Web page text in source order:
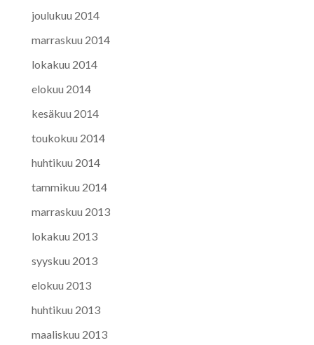
joulukuu 2014
marraskuu 2014
lokakuu 2014
elokuu 2014
kesäkuu 2014
toukokuu 2014
huhtikuu 2014
tammikuu 2014
marraskuu 2013
lokakuu 2013
syyskuu 2013
elokuu 2013
huhtikuu 2013
maaliskuu 2013